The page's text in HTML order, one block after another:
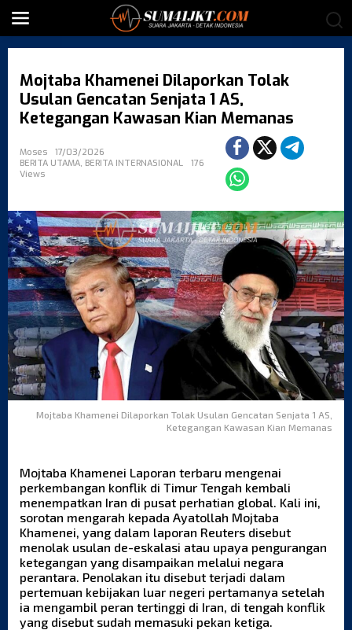
i
Mojtaba Khamenei Dilaporkan Tolak
Usulan Gencatan Senjata 1 AS,
Ketegangan Kawasan Kian Memanas
Moses
17/03/2026
BERITA UTAMA, BERITA INTERNASIONAL
176
Views
Mojtaba Khamenei Dilaporkan Tolak Usulan Gencatan Senjata 1 AS,
Ketegangan Kawasan Kian Memanas
Mojtaba Khamenei Laporan terbaru mengenai
perkembangan konflik di Timur Tengah kembali
menempatkan Iran di pusat perhatian global. Kali ini,
sorotan mengarah kepada Ayatollah Mojtaba
Khamenei, yang dalam laporan Reuters disebut
menolak usulan de-eskalasi atau upaya pengurangan
ketegangan yang disampaikan melalui negara
perantara. Penolakan itu disebut terjadi dalam
pertemuan kebijakan luar negeri pertamanya setelah
ia mengambil peran tertinggi di Iran, di tengah konflik
yang disebut sudah memasuki pekan ketiga.